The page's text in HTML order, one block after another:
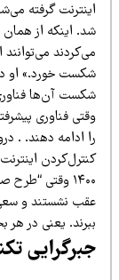
اینکه از همان
می‌توانند
خورد.» او دلایل
آن‌ها فناوری بود.
فناوری پیشرفته‌تر
ادامه دهند. .
اینترنت
۱۴۰۰ وقتی “طرح
نشستند و سعی
یعنی در هر